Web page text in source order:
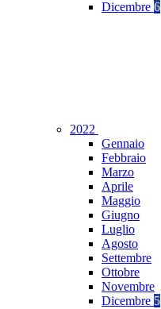
Dicembre 6
2022
Gennaio
Febbraio
Marzo
Aprile
Maggio
Giugno
Luglio
Agosto
Settembre
Ottobre
Novembre
Dicembre 5